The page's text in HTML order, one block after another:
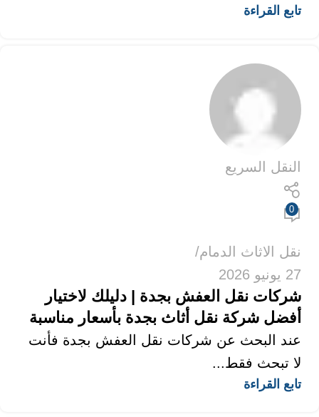
تابع القراءة
النقل السريع
0
نقل الاثاث الدمام
27 يونيو 2026
شركات نقل العفش بجدة | دليلك لاختيار
أفضل شركة نقل أثاث بجدة بأسعار مناسبة
عند البحث عن شركات نقل العفش بجدة فأنت
لا تبحث فقط...
تابع القراءة